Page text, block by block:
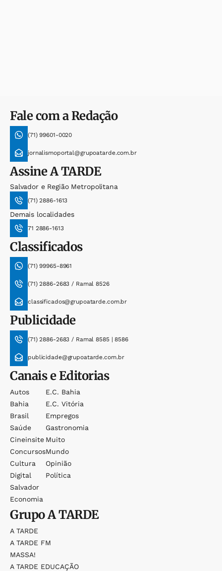
Fale com a Redação
(71) 99601-0020
jornalismoportal@grupoatarde.com.br
AssineA TARDE
Salvador e Região Metropolitana
(71) 2886-1613
Demais localidades
71 2886-1613
Classificados
(71) 99965-8961
(71) 2886-2683 / Ramal 8526
classificados@grupoatarde.com.br
Publicidade
(71) 2886-2683 / Ramal 8585 | 8586
publicidade@grupoatarde.com.br
Canais e Editorias
Autos
Bahia
Brasil
Saúde
Cineinsite
Concursos
Cultura
Digital
Salvador
Economia
E.c. Bahia
E.c. Vitória
Empregos
Gastronomia
Muito
Mundo
Opinião
Política
GrupoA TARDE
A TARDE
A TARDE FM
MASSA!
A TARDE EDUCAÇÃO